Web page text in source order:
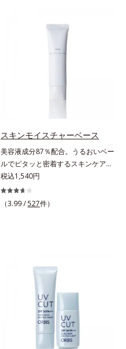
すい肌にうるおいを届けながら、光
拡散効果で乾燥小ジワや毛穴もカバ
ーします。【ラスティング効果】皮
はしっかり残すことでカバー力を保
複合成分配合＝肌を保護し、乾燥を
防ぐ複合成分 ※ ビルベリー葉エ
皮エキス*4 グリセリルグルコシド
（保湿成分）、（ジメチコン／ビニ
ルジメチコン）クロスポリマー、ジ
メチコン（カバー成分）*5 アクリ
レーツコポリマー
線を描くように気になる部分を塗り
つぶし、指でやさしくなじませるだ
けで肌トラブルを自然にぼかしてカ
さらにハイカバーな仕上がりに。テ
ることを忘れてしまうようなサラサ
ラの感触で、いつでも絶好調の肌を
叶えます(*)。* メイク効果による
【ご使用方法】2～3ｍｍくり出し、
カバーしたい部分に直接つけてくだ
さい。さらにカバー効果を出したい
ときは、重ねづけしてください。
スキンモイスチャーベース
美容液成分87％配合。うるおいベー
ルでピタッと密着するスキンケア発
想のメイク下地。化粧ノリ＆もち
UP！ファンデーションの仕上がり
を格上げする、スキンケア発想の化
ーエキスなどの保湿成分を含む美容
液成分を87％配合。大気汚染物質バ
リア成分(*)もプラスして、乾燥やダ
メージから肌を守ります。くすみが
ちな大人の肌を、血色感のある肌に
補整する、ピンクベージュカラーで
税込1,540円
（3.99 /527件）